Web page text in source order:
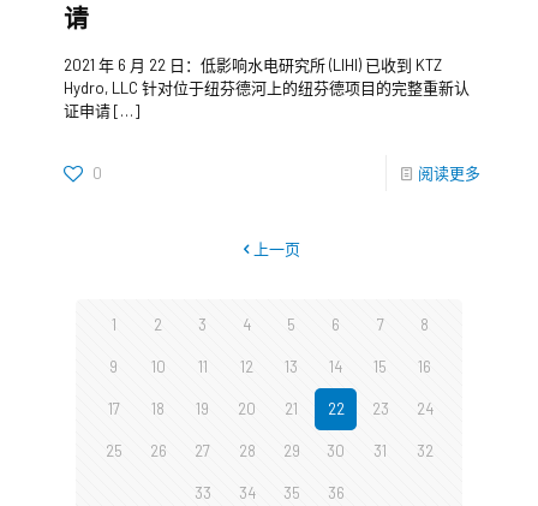
请
2021 年 6 月 22 日：低影响水电研究所 (LIHI) 已收到 KTZ
Hydro, LLC 针对位于纽芬德河上的纽芬德项目的完整重新认
证申请[…]
0 阅读更多
上一页
1 2 3 4 5 6 7 8
9 10 11 12 13 14 15 16
17 18 19 20 21 22 23 24
25 26 27 28 29 30 31 32
33 34 35 36